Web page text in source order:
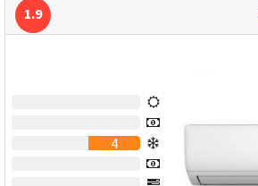
1.9
4